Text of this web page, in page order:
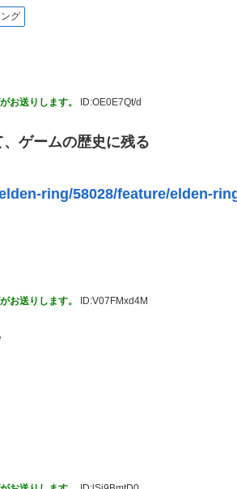
雑談してるだけ【モバマス】
大賞は決まった
トシーズン」最新PV「新曲:夏のBang!!MV
あなたの瞳には」
アを集めるようです 第75話
テ メスブター』開発者絶望、銀行がsteam
難所を３分しか視察しなかったなんてデマ
グ
お送りします。 ID:OE0E7Qt/d
ゲームの歴史に残る
ring/58028/feature/elden-
お送りします。 ID:V07FMxd4M